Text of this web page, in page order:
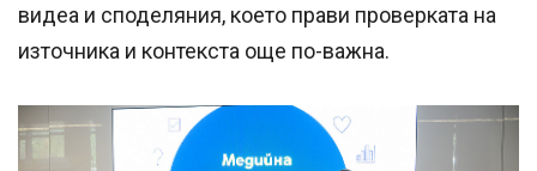
видеа и споделяния, което прави проверката на
източника и контекста още по-важна.